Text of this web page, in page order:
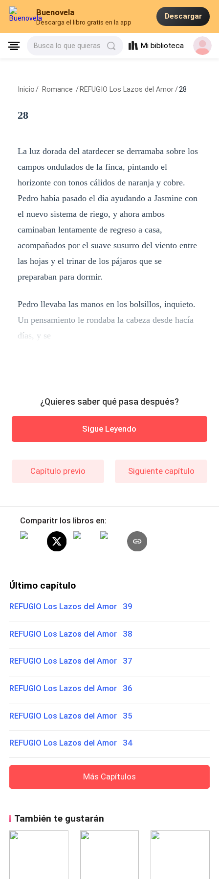
Buenovela
Descarga el libro gratis en la app
Descargar
Busca lo que quieras Mi biblioteca
Inicio / Romance / REFUGIO Los Lazos del Amor / 28
28
La luz dorada del atardecer se derramaba sobre los
campos ondulados de la finca, pintando el
horizonte con tonos cálidos de naranja y cobre.
Pedro había pasado el día ayudando a Jasmine con
el nuevo sistema de riego, y ahora ambos
caminaban lentamente de regreso a casa,
acompañados por el suave susurro del viento entre
las hojas y el trinar de los pájaros que se
preparaban para dormir.
Pedro llevaba las manos en los bolsillos, inquieto.
Un pensamiento le rondaba la cabeza desde hacía
días, y se
¿Quieres saber qué pasa después?
Sigue Leyendo
Capítulo previo Siguiente capítulo
Comparitr los libros en:
Último capítulo
REFUGIO Los Lazos del Amor 39
REFUGIO Los Lazos del Amor 38
REFUGIO Los Lazos del Amor 37
REFUGIO Los Lazos del Amor 36
REFUGIO Los Lazos del Amor 35
REFUGIO Los Lazos del Amor 34
Más Capítulos
También te gustarán